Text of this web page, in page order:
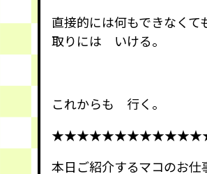
直接的には何もできなく
取りには いける。
これからも 行く。
本日ご紹介するマコのお仕